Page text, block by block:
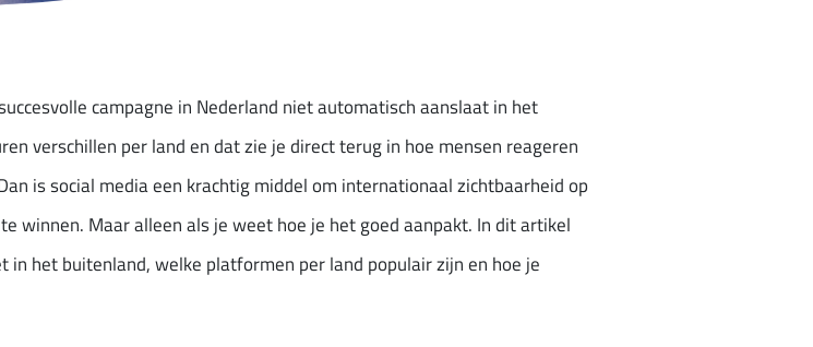
campagne in Nederland niet automatisch aanslaat in het
verschillen per land en dat zie je direct terug in hoe mensen reageren
is social media een krachtig middel om internationaal zichtbaarheid op
winnen. Maar alleen als je weet hoe je het goed aanpakt. In dit artikel
het buitenland, welke platformen per land populair zijn en hoe je